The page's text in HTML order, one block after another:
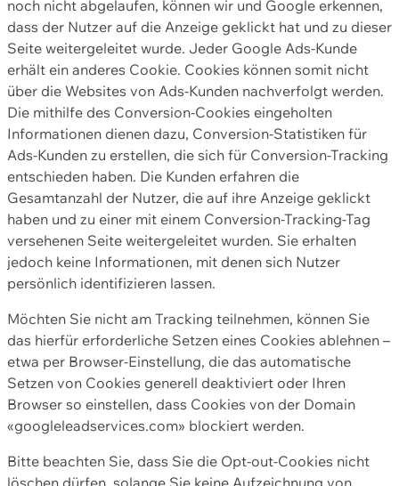
noch nicht abgelaufen, können wir und Google erkennen,
dass der Nutzer auf die Anzeige geklickt hat und zu dieser
Seite weitergeleitet wurde. Jeder Google Ads-Kunde
erhält ein anderes Cookie. Cookies können somit nicht
über die Websites von Ads-Kunden nachverfolgt werden.
Die mithilfe des Conversion-Cookies eingeholten
Informationen dienen dazu, Conversion-Statistiken für
Ads-Kunden zu erstellen, die sich für Conversion-Tracking
entschieden haben. Die Kunden erfahren die
Gesamtanzahl der Nutzer, die auf ihre Anzeige geklickt
haben und zu einer mit einem Conversion-Tracking-Tag
versehenen Seite weitergeleitet wurden. Sie erhalten
jedoch keine Informationen, mit denen sich Nutzer
persönlich identifizieren lassen.
Möchten Sie nicht am Tracking teilnehmen, können Sie
das hierfür erforderliche Setzen eines Cookies ablehnen –
etwa per Browser-Einstellung, die das automatische
Setzen von Cookies generell deaktiviert oder Ihren
Browser so einstellen, dass Cookies von der Domain
«googleleadservices.com» blockiert werden.
Bitte beachten Sie, dass Sie die Opt-out-Cookies nicht